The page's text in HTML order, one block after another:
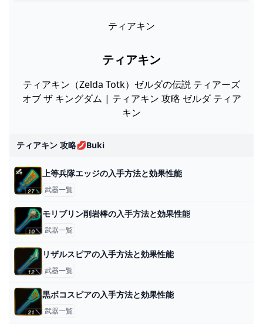
ティアキン
ティアキン
ティアキン（Zelda Totk）ゼルダの伝説 ティアーズ
オブ ザ キングダム | ティアキン 攻略 ゼルダ ティア
キン
ティアキン 攻略💋buki
上等兵隊エッジの入手方法と効果性能
武器一覧
モリブリン削岩棒の入手方法と効果性能
武器一覧
リザルスピアの入手方法と効果性能
武器一覧
黒ボコスピアの入手方法と効果性能
武器一覧